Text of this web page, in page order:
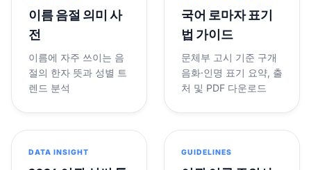
이름 음절 의미 사
전
이름에 자주 쓰이는 음
절의 한자 뜻과 성별 트
렌드 분석
국어 로마자 표기
법 가이드
문체부 고시 기준 구개
음화·인명 표기 요약, 출
처 및 PDF 다운로드
DATA INSIGHT GUIDELINES